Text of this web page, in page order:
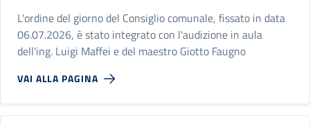
L'ordine del giorno del Consiglio comunale, fissato in data
06.07.2026, è stato integrato con l'audizione in aula
dell'ing. Luigi Maffei e del maestro Giotto Faugno
VAI ALLA PAGINA